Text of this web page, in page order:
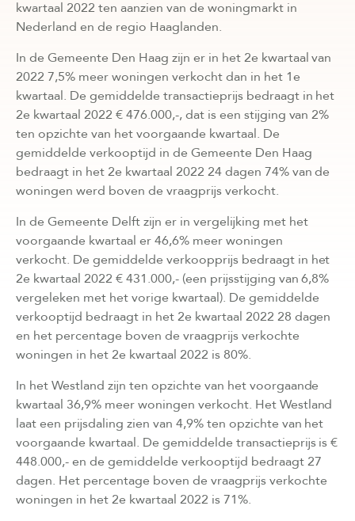
kwartaal 2022 ten aanzien van de woningmarkt in
Nederland en de regio Haaglanden.
In de Gemeente Den Haag zijn er in het 2e kwartaal van
2022 7,5% meer woningen verkocht dan in het 1e
kwartaal. De gemiddelde transactieprijs bedraagt in het
2e kwartaal 2022 € 476.000,-, dat is een stijging van 2%
ten opzichte van het voorgaande kwartaal. De
gemiddelde verkooptijd in de Gemeente Den Haag
bedraagt in het 2e kwartaal 2022 24 dagen 74% van de
woningen werd boven de vraagprijs verkocht.
In de Gemeente Delft zijn er in vergelijking met het
voorgaande kwartaal er 46,6% meer woningen
verkocht. De gemiddelde verkoopprijs bedraagt in het
2e kwartaal 2022 € 431.000,- (een prijsstijging van 6,8%
vergeleken met het vorige kwartaal). De gemiddelde
verkooptijd bedraagt in het 2e kwartaal 2022 28 dagen
en het percentage boven de vraagprijs verkochte
woningen in het 2e kwartaal 2022 is 80%.
In het Westland zijn ten opzichte van het voorgaande
kwartaal 36,9% meer woningen verkocht. Het Westland
laat een prijsdaling zien van 4,9% ten opzichte van het
voorgaande kwartaal. De gemiddelde transactieprijs is €
448.000,- en de gemiddelde verkooptijd bedraagt 27
dagen. Het percentage boven de vraagprijs verkochte
woningen in het 2e kwartaal 2022 is 71%.